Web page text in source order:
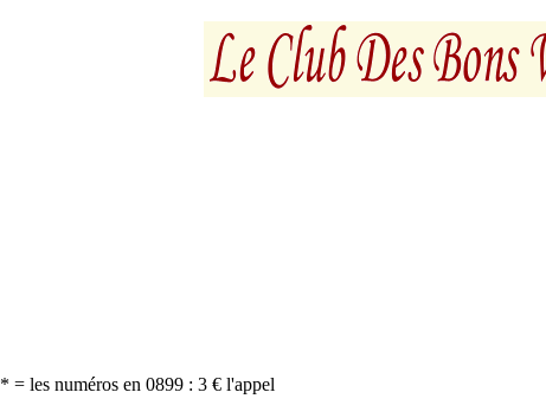
* = les numéros en 0899 : 3 € l'appel